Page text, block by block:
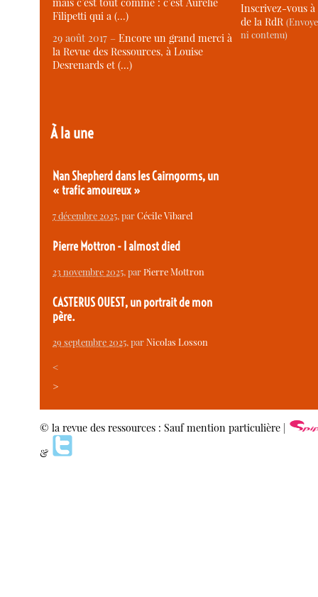
mais c’est tout comme : c’est Aurélie
Filipetti qui a (…)
29 août 2017 –Encore un grand merci à
la Revue des Ressources, à Louise
Desrenards et (…)
À la une
Nan Shepherd dans les Cairngorms, un
« trafic amoureux »
7 décembre 2025, parCécile Vibarel
Pierre Mottron - I almost died
23 novembre 2025, parPierre Mottron
CASTERUS OUEST, un portrait de mon
père.
29 septembre 2025, parNicolas Losson
<
>
Inscrivez-vous
de la RdR
ni contenu)
© la revue des ressources : Sauf mention particulière |
&